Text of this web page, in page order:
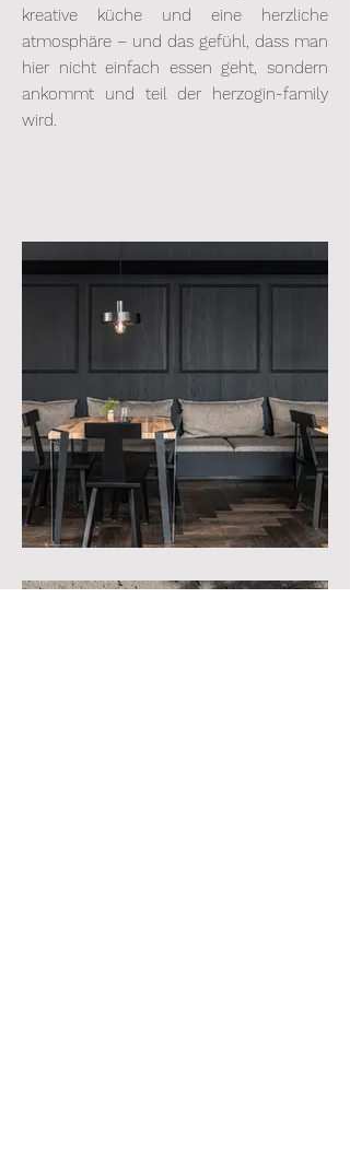
kreative küche und eine herzliche
atmosphäre – und das gefühl, dass man
hier nicht einfach essen geht, sondern
ankommt und teil der herzogin-family
wird.